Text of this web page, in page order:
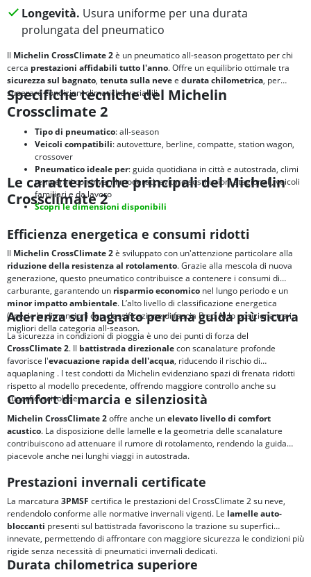
Longevità. Usura uniforme per una durata
prolungata del pneumatico
Il Michelin CrossClimate 2è un pneumatico all-season progettato per chi
cerca prestazioni affidabili tutto l'anno. Offre un equilibrio ottimale tra
sicurezza sul bagnato, tenuta sulla nevee durata chilometrica, per
superare condizioni climatiche variabili.
Specifiche tecniche del Michelin
Crossclimate 2
Tipo di pneumatico: all-season
Veicoli compatibili: autovetture, berline, compatte, station wagon,
crossover
Pneumatico ideale per: guida quotidiana in città e autostrada, climi
temperati con inverni moderati, evitare sostituzioni stagionali, veicoli
familiari e da lavoro
Scopri le dimensioni disponibili
Le caratteristiche principali del Michelin
Crossclimate 2
Efficienza energetica e consumi ridotti
Il Michelin CrossClimate 2è sviluppato con un'attenzione particolare alla
riduzione della resistenza al rotolamento. Grazie alla mescola di nuova
generazione, questo pneumatico contribuisce a contenere i consumi di
carburante, garantendo un risparmio economico nel lungo periodo e un
minor impatto ambientale. L’alto livello di classificazione energetica
(specie le dimensioni con classificazione di fascia B ed A) lo posiziona tra i
migliori della categoria all-season.
Aderenza sul bagnato per una guida più sicura
La sicurezza in condizioni di pioggia è uno dei punti di forza del
CrossClimate 2. Il battistrada direzionalecon scanalature profonde
favorisce l'evacuazione rapida dell'acqua, riducendo il rischio di
aquaplaning . I test condotti da Michelin evidenziano spazi di frenata ridotti
rispetto al modello precedente, offrendo maggiore controllo anche su
superfici scivolose.
Comfort di marcia e silenziosità
Michelin CrossClimate 2offre anche unelevato livello di comfort
acustico. La disposizione delle lamelle e la geometria delle scanalature
contribuiscono ad attenuare il rumore di rotolamento, rendendo la guida
piacevole anche nei lunghi viaggi in autostrada.
Prestazioni invernali certificate
La marcatura 3PMSF certifica le prestazioni del CrossClimate 2 su neve,
rendendolo conforme alle normative invernali vigenti. Le lamelle auto-
bloccanti presenti sul battistrada favoriscono la trazione su superfici
innevate, permettendo di affrontare con maggiore sicurezza le condizioni più
rigide senza necessità di pneumatici invernali dedicati.
Durata chilometrica superiore